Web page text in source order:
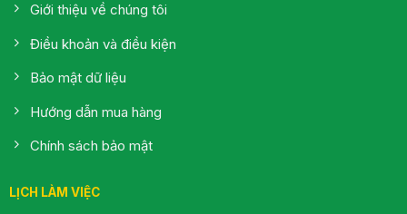
Giới thiệu về chúng tôi
Điều khoản và điều kiện
Bảo mật dữ liệu
Hướng dẫn mua hàng
Chính sách bảo mật
LỊCH LÀM VIỆC